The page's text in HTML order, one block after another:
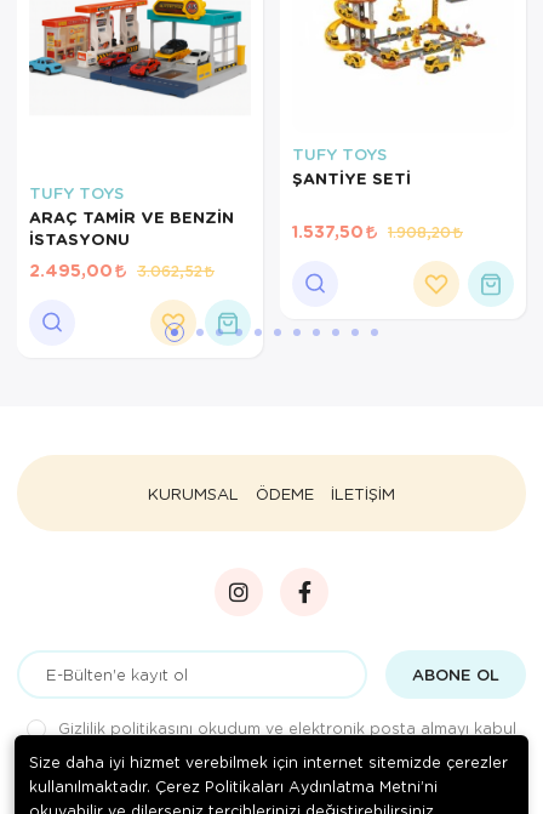
TUFY TOYS
ARAÇ TAMİR VE BENZİN
İSTASYONU
2.495,00 3.062,52
TUFY TOYS
ŞANTİYE SETİ
1.537,50 1.908,20
KURUMSAL ÖDEME İLETİŞİM
ABONE OL
Gizlilik politikasını okudum ve elektronik posta almayı kabul
Size daha iyi hizmet verebilmek için internet sitemizde çerezler
kullanılmaktadır. Çerez Politikaları Aydınlatma Metni’ni